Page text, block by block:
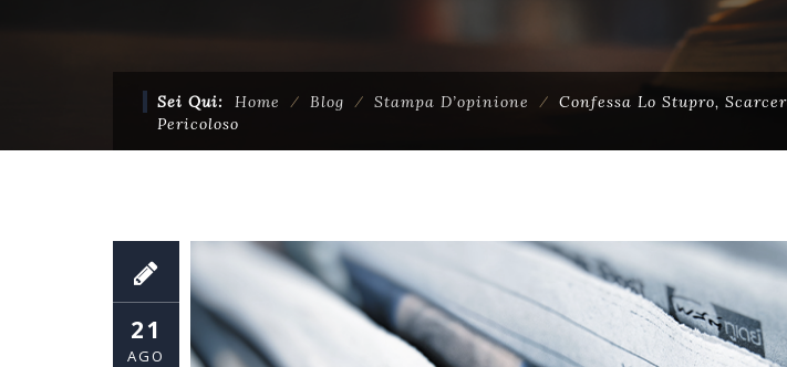
Sei Qui: Home ⁄ Blog ⁄ Stampa D’opinione ⁄ Confessa Lo Stupro,
Pericoloso
21
AGO